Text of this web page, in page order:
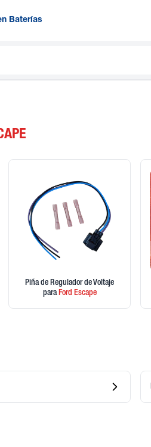
Baterías
Piña de Regulador de Voltaje
paraFord Escape